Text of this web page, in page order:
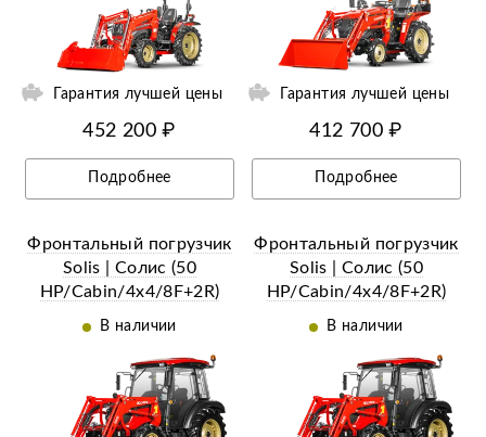
Гарантия лучшей цены
452 200 ₽
Подробнее
Гарантия лучшей цены
412 700 ₽
Подробнее
Фронтальный погрузчик
Solis | Солис (50
HP/Cabin/4x4/8F+2R)
Увеличенный ковш (3RD
В наличии
Фронтальный погрузчик
Solis | Солис (50
HP/Cabin/4x4/8F+2R)
Челюстной ковш (4 in 1
В наличии
Ещё 3 фотографии